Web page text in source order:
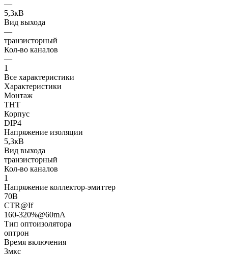
—
5,3кВ
Вид выхода
—
транзисторный
Кол-во каналов
—
1
Все характеристики
Характеристики
Монтаж
THT
Корпус
DIP4
Напряжение изоляции
5,3кВ
Вид выхода
транзисторный
Кол-во каналов
1
Напряжение коллектор-эмиттер
70В
CTR@If
160-320%@60mA
Тип оптоизолятора
оптрон
Время включения
3мкс